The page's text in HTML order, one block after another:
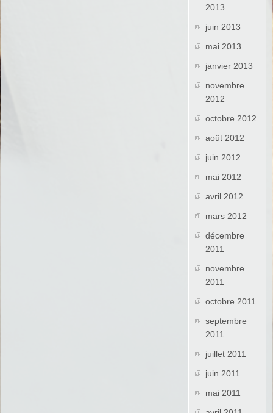
2013
juin 2013
mai 2013
janvier 2013
novembre
2012
octobre 2012
août 2012
juin 2012
mai 2012
avril 2012
mars 2012
décembre
2011
novembre
2011
octobre 2011
septembre
2011
juillet 2011
juin 2011
mai 2011